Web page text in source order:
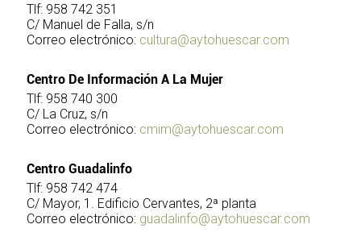
Tlf: 958 742 351
C/ Manuel de Falla, s/n
Correo electrónico: cultura@aytohuescar.com
Centro De Información A La Mujer
Tlf: 958 740 300
C/ La Cruz, s/n
Correo electrónico: cmim@aytohuescar.com
Centro Guadalinfo
Tlf: 958 742 474
C/ Mayor, 1. Edificio Cervantes, 2ª planta
Correo electrónico: guadalinfo@aytohuescar.com